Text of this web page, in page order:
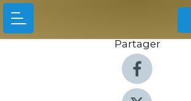
Partager